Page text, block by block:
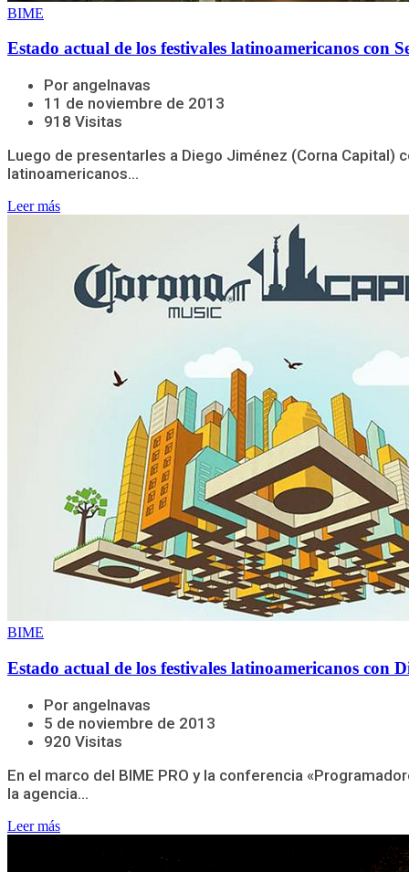
BIME
Estado actual de los festivales latinoamericanos con
Por angelnavas
11 de noviembre de 2013
918 Visitas
Luego de presentarles a Diego Jiménez (Corna
latinoamericanos...
Leer más
BIME
Estado actual de los festivales latinoamericanos con
Por angelnavas
5 de noviembre de 2013
920 Visitas
En el marco del BIME PRO y la conferencia
la agencia...
Leer más